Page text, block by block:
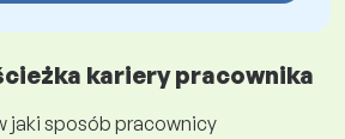
kariery pracownika
jaki sposób pracownicy